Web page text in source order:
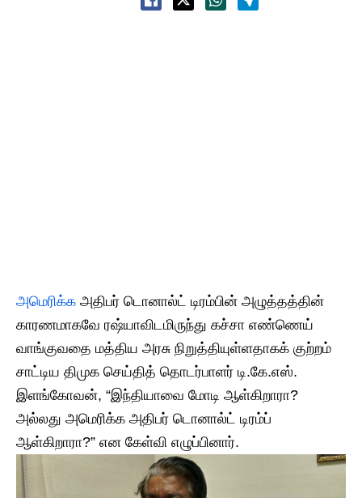
அமெரிக்க அதிபர் டொனால்ட் டிரம்பின் அழுத்தத்தின்
காரணமாகவே ரஷ்யாவிடமிருந்து கச்சா எண்ணெய்
வாங்குவதை மத்திய அரசு நிறுத்தியுள்ளதாகக் குற்றம்
சாட்டிய திமுக செய்தித் தொடர்பாளர் டி.கே.எஸ்.
இளங்கோவன், “இந்தியாவை மோடி ஆள்கிறாரா?
அல்லது அமெரிக்க அதிபர் டொனால்ட் டிரம்ப்
ஆள்கிறாரா?” என கேள்வி எழுப்பினார்.